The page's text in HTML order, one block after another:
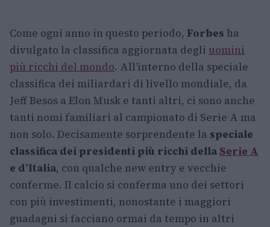
Come ogni anno in questo periodo, Forbes ha
divulgato la classifica aggiornata degli uomini
più ricchi del mondo. All’interno della speciale
classifica dei miliardari di livello mondiale, da
Jeff Besos a Elon Musk e tanti altri, ci sono anche
tanti nomi familiari al campionato di Serie A ma
non solo. Decisamente sorprendente la speciale
classifica dei presidenti più ricchi della Serie A
e d’Italia, con qualche new entry e vecchie
conferme. Il calcio si conferma uno dei settori
con più investimenti, nonostante i maggiori
guadagni si facciano ormai da tempo in altri